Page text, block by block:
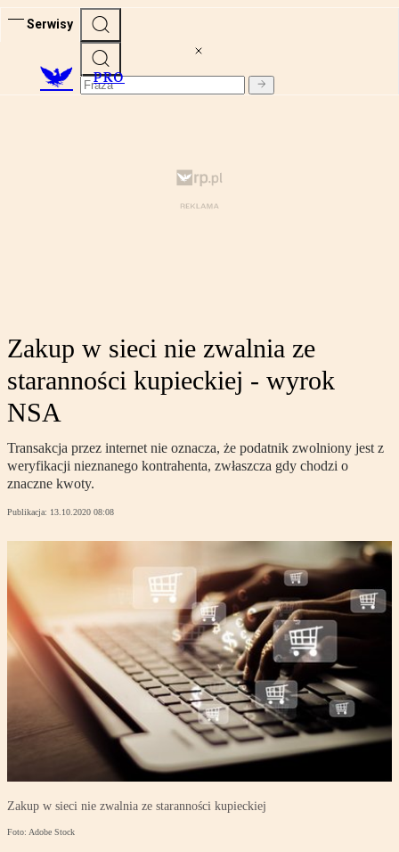
Serwisy
PRO
Zakup w sieci nie zwalnia ze
staranności kupieckiej - wyrok
NSA
Transakcja przez internet nie oznacza, że podatnik zwolniony jest z
weryfikacji nieznanego kontrahenta, zwłaszcza gdy chodzi o
znaczne kwoty.
Publikacja: 13.10.2020 08:08
Zakup w sieci nie zwalnia ze staranności kupieckiej
Foto: Adobe Stock